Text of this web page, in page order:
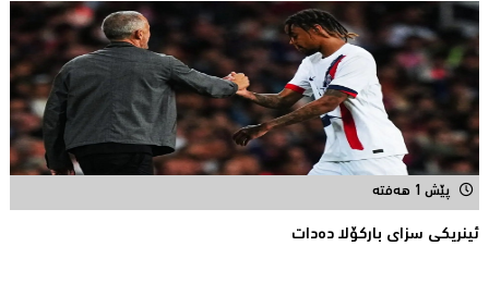
پێش 1 هەفتە
ئینریکی سزای بارکۆلا دەدات